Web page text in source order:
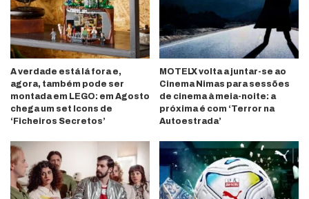
A verdade está lá fora e,
agora, também pode ser
montada em LEGO: em Agosto
chega um set Icons de
‘Ficheiros Secretos’
MOTELX volta a juntar-se ao
Cinema Nimas para sessões
de cinema à meia-noite: a
próxima é com ‘Terror na
Autoestrada’